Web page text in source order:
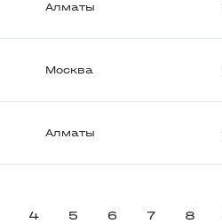
Алматы
Москва
Алматы
4 5 6 7 8